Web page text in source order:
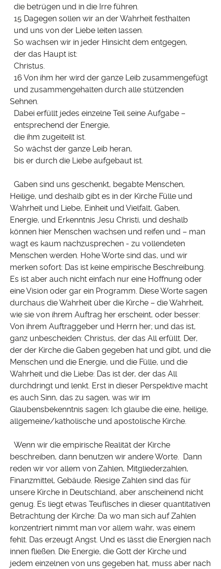
die betrügen und in die Irre führen.
15 Dagegen sollen wir an der Wahrheit festhalten
und uns von der Liebe leiten lassen.
So wachsen wir in jeder Hinsicht dem entgegen,
der das Haupt ist:
Christus.
16 Von ihm her wird der ganze Leib zusammengefügt
und zusammengehalten durch alle stützenden
Sehnen.
Dabei erfüllt jedes einzelne Teil seine Aufgabe –
entsprechend der Energie,
die ihm zugeiteilt ist.
So wächst der ganze Leib heran,
bis er durch die Liebe aufgebaut ist.
Gaben sind uns geschenkt, begabte Menschen,
Heilige, und deshalb gibt es in der Kirche Fülle und
Wahrheit und Liebe, Einheit und Vielfalt, Gaben,
Energie, und Erkenntnis Jesu Christi, und deshalb
können hier Menschen wachsen und reifen und – man
wagt es kaum nachzusprechen - zu vollendeten
Menschen werden. Hohe Worte sind das, und wir
merken sofort: Das ist keine empirische Beschreibung.
Es ist aber auch nicht einfach nur eine Hoffnung oder
eine Vision oder gar ein Programm. Diese Worte sagen
durchaus die Wahrheit über die Kirche – die Wahrheit,
wie sie von ihrem Auftrag her erscheint, oder besser:
Von ihrem Auftraggeber und Herrn her; und das ist,
ganz unbescheiden: Christus, der das All erfüllt. Der,
der der Kirche die Gaben gegeben hat und gibt, und die
Menschen und die Energie, und die Fülle, und die
Wahrheit und die Liebe: Das ist der, der das All
durchdringt und lenkt. Erst in dieser Perspektive macht
es auch Sinn, das zu sagen, was wir im
Glaubensbekenntnis sagen: Ich glaube die eine, heilige,
allgemeine/katholische und apostolische Kirche.
Wenn wir die empirische Realität der Kirche
beschreiben, dann benutzen wir andere Worte. Dann
reden wir vor allem von Zahlen, Mitgliederzahlen,
Finanzmittel, Gebäude. Riesige Zahlen sind das für
unsere Kirche in Deutschland, aber anscheinend nicht
genug. Es liegt etwas Teuflisches in dieser quantitativen
Betrachtung der Kirche: Da wo man sich auf Zahlen
konzentriert nimmt man vor allem wahr, was einem
fehlt. Das erzeugt Angst. Und es lässt die Energien nach
innen fließen. Die Energie, die Gott der Kirche und
jedem einzelnen von uns gegeben hat, muss aber nach